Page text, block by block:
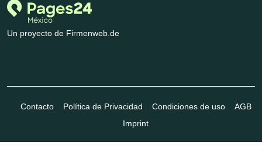
Un proyecto de Firmenweb.de
Contacto Política de Privacidad Condiciones de uso
AGB
Imprint